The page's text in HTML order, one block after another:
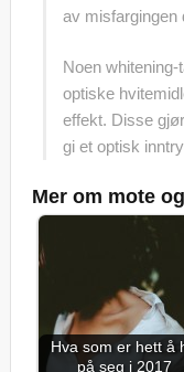
av misfargingen
Noen
optiske
effekt. Disse
gi et optisk
Mer om mote
Hva som er hett å
på seg i 2017